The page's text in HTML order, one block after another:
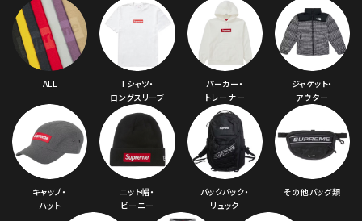
ALL
Tシャツ・
ロングスリーブ
パーカー・
トレーナー
ジャケット・
アウター
キャップ・
ハット
ニット帽・
ビーニー
バックパック・
リュック
その他バッグ類